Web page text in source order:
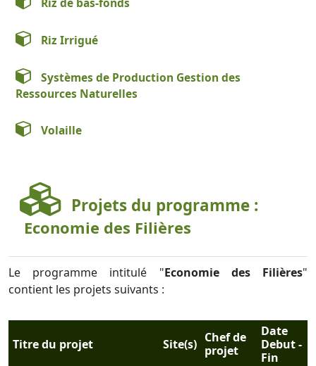
Riz Irrigué
Systèmes de Production Gestion des
Ressources Naturelles
Volaille
Projets du programme :
Economie des Filières
Le programme intitulé "Economie des Filières"
contient les projets suivants :
Titre du projet Site(s) Chef de
projet
Date
Debut -
Fin